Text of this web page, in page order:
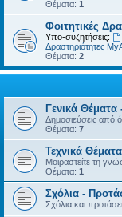
Θέματα: 1
Φοιτητικές
Υπο-συζητήσεις:
Δραστηριότητες
Θέματα: 2
Γενικά
Δημοσιεύσεις από
Θέματα: 7
Τεχνικά Θέματα
Μοιραστείτε τη
Θέματα: 1
Σχόλια -
Σχόλια και